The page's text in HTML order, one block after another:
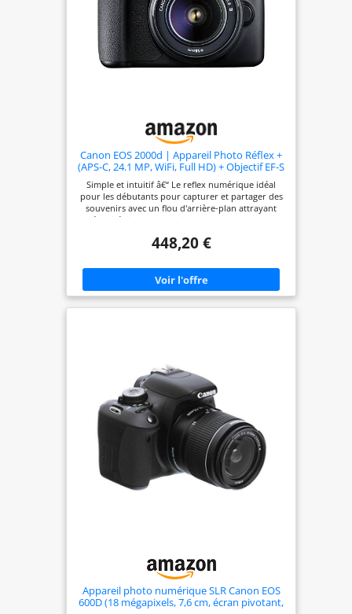
Canon EOS 2000d | Appareil Photo Réflex +
(APS-C, 24.1 MP, WiFi, Full HD) + Objectif EF-S
18-55mm f/3,5-5,6 DC III, Noir
Simple et intuitif â€“ Le reflex numérique idéal
pour les débutants pour capturer et partager des
souvenirs avec un flou d'arrière-plan attrayant
Créativité simple : enregistrement en direct avec
créatif automatique offre - et pour une finition
et déclenchez simplement le sujet â€“ la
reconnaissance automatique des motifs garantit
des résultats de qualité supérieure Capturez des
processeur d'image DIGIC 4, vous pouvez
facilement capturer l'instant et regarder le résultat
directement sur l'écran LCD de 7,5 cm ou partager
via Wi-Fi et NFC Contenu de la livraison : boîtier
noir EOS 2000D ; EF-S 18-55 mm F3.5-5.6 III ;
Å“illeton EF ; couvercle de boîtier d'appareil photo
R-F-3 ; sangle EW-400D ; batterie LP-E10 ; chargeur
de batterie LC-E10E ; cble d'alimentation pour
chargeur de batterie ; cache objectif ; bouchon
d'objectif ; instructions (français non garanti).
Première étape L'objectif ne contient pas de
448,20 €
Appareil photo numérique SLR Canon EOS
600D (18 mégapixels, 7,6 cm, écran pivotant,